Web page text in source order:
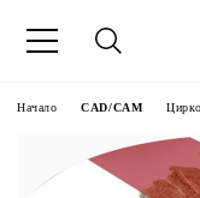
Начало CAD/CAM